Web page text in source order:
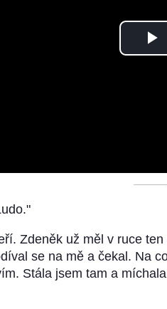
Zdeněk už měl v ruce
se na mě a čekal. Na
Stála jsem tam a